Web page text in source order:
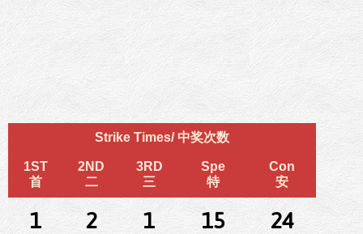
Strike Times/ 中奖次数
1ST
首
2ND
二
3RD
三
Spe
特
Con
安
1 2 1 15 24